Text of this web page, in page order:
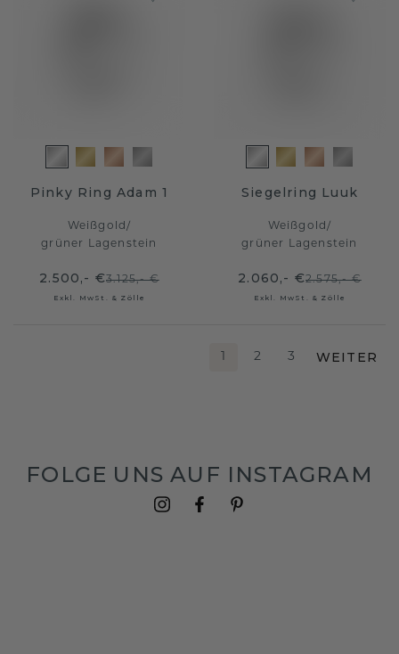
Pinky Ring Adam 1
Weißgold/
grüner Lagenstein
2.500,- €3.125,- €
Exkl. MwSt. & Zölle
Siegelring Luuk
Weißgold/
grüner Lagenstein
2.060,- €2.575,- €
Exkl. MwSt. & Zölle
1 2 3 WEITER
FOLGE UNS AUF INSTAGRAM